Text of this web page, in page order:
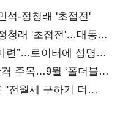
석-정청래 '초접전'
청래 '초접전'…대통령
련”…로이터에 성명
격 주목…9월 ‘폴더블
"전월세 구하기 더